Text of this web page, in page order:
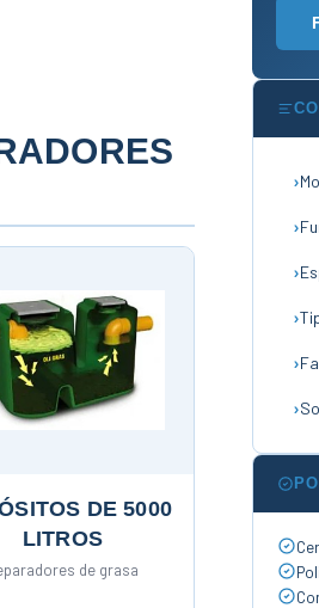
DE 5000
LITROS
de grasa